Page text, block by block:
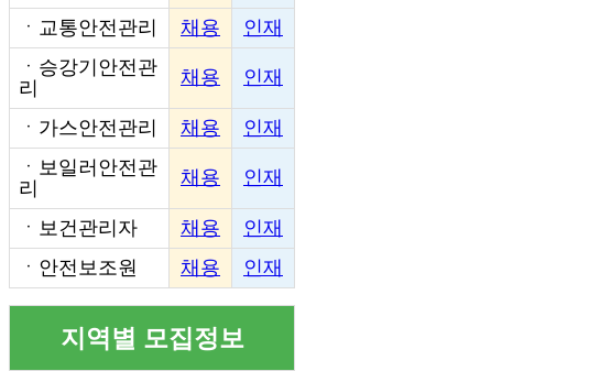
ㆍ 교통안전관리 채용
인재
ㆍ 승강기안전관
리
채용 인재
ㆍ 가스안전관리 채용
인재
ㆍ 보일러안전관
리
채용 인재
ㆍ 보건관리자 채용
인재
ㆍ 안전보조원 채용 인재
지역별 모집정보